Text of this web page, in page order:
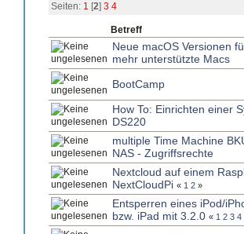
Seiten: 1 [2] 3 4
Betreff
Neue macOS Versionen
mehr unterstützte Macs
BootCamp
How To: Einrichten einer
DS220
multiple Time Machine
NAS - Zugriffsrechte
Nextcloud auf einem
NextCloudPi « 1 2 »
Entsperren eines iPod/
bzw. iPad mit 3.2.0 « 1 2 3 4